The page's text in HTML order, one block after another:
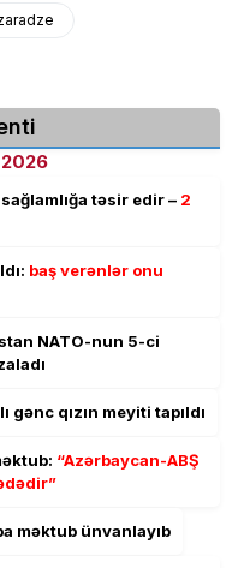
təsir edir – 2
baş verənlər onu
NATO-nun 5-ci
gənc qızın meyiti tapıldı
“Azərbaycan-ABŞ
məktub ünvanlayıb